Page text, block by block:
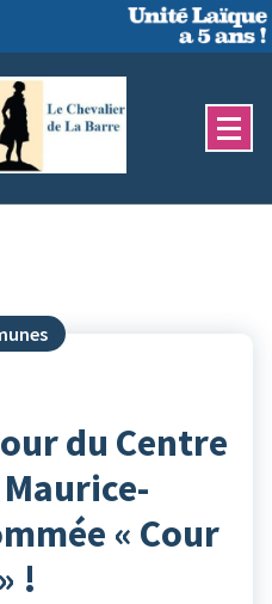
du Centre
« Cour
!